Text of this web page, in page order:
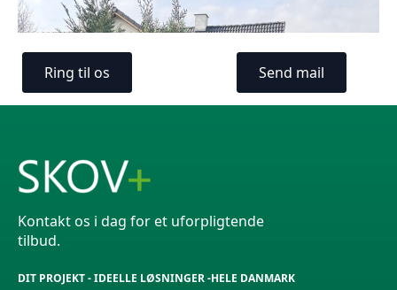
Ring til os Send mail
Kontakt os i dag for et uforpligtende
tilbud.
DIT PROJEKT - IDEELLE LØSNINGER -HELE DANMARK